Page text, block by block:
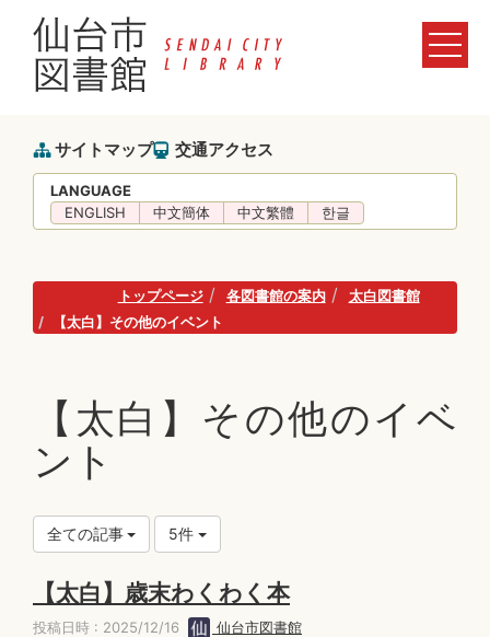
サイトマップ 交通アクセス
LANGUAGE
ENGLISH
中文簡体 中文繁體 한글
トップページ 各図書館の案内
太白図書館
【太白】その他のイベント
【太白】その他のイベ
ント
全ての記事 5件
【太白】歳末わくわく本
投稿日時 : 2025/12/16 仙台市図書館